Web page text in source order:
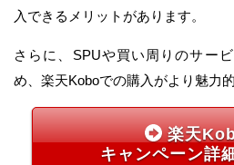
入できるメリットがあります。
さらに、SPUや買い周りのサー
め、楽天Koboでの購入がより魅力
楽天
キャンペーン詳